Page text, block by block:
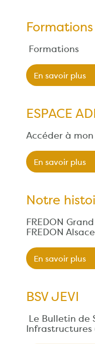
Formations
Formations
En savoir plus
ESPACE
Accéder à
En savoir plus
Notre
FREDON
FREDON
En savoir plus
BSV JEVI
Le Bulletin de
Infrastructures